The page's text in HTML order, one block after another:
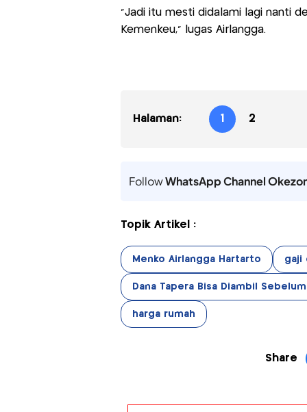
"Jadi itu mesti didalami lagi nanti
Kemenkeu," lugas Airlangga.
Halaman: 1 2
FollowWhatsApp Channel
Topik Artikel :
Menko Airlangga Hartarto gaji
Dana Tapera Bisa Diambil
harga rumah
Share